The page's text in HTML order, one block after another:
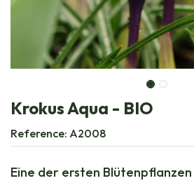
Krokus Aqua - BIO
Reference: A2008
Eine der ersten Blütenpflanzen